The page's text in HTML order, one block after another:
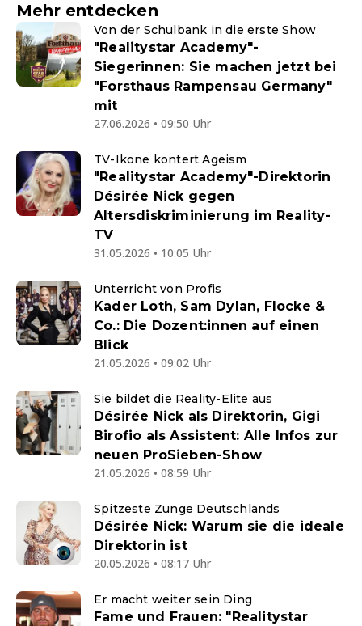
Mehr entdecken
Von der Schulbank in die erste Show
"Realitystar Academy"-
Siegerinnen: Sie machen jetzt bei
"Forsthaus Rampensau Germany"
mit
27.06.2026 • 09:50 Uhr
TV-Ikone kontert Ageism
"Realitystar Academy"-Direktorin
Désirée Nick gegen
Altersdiskriminierung im Reality-
TV
31.05.2026 • 10:05 Uhr
Unterricht von Profis
Kader Loth, Sam Dylan, Flocke &
Co.: Die Dozent:innen auf einen
Blick
21.05.2026 • 09:02 Uhr
Sie bildet die Reality-Elite aus
Désirée Nick als Direktorin, Gigi
Birofio als Assistent: Alle Infos zur
neuen ProSieben-Show
21.05.2026 • 08:59 Uhr
Spitzeste Zunge Deutschlands
Désirée Nick: Warum sie die ideale
Direktorin ist
20.05.2026 • 08:17 Uhr
Er macht weiter sein Ding
Fame und Frauen: "Realitystar